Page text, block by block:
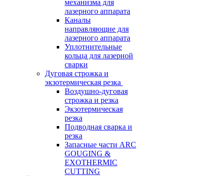
механизма для
лазерного аппарата
Каналы
направляющие для
лазерного аппарата
Уплотнительные
кольца для лазерной
сварки
Дуговая строжка и
экзотермическая резка
Воздушно-дуговая
строжка и резка
Экзотермическая
резка
Подводная сварка и
резка
Запасные части ARC
GOUGING &
EXOTHERMIC
CUTTING